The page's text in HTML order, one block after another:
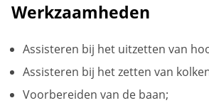
Werkzaamheden
Assisteren bij het uitzetten van
Assisteren bij het zetten van
Voorbereiden van de baan;